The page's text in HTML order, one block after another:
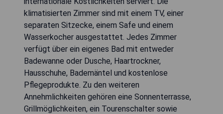
klimatisierten Zimmer sind mit einem TV, einer
separaten Sitzecke, einem Safe und einem
Wasserkocher ausgestattet. Jedes Zimmer
verfügt über ein eigenes Bad mit entweder
Badewanne oder Dusche, Haartrockner,
Hausschuhe, Bademäntel und kostenlose
Pflegeprodukte. Zu den weiteren
Annehmlichkeiten gehören eine Sonnenterrasse,
Grillmöglichkeiten, ein Tourenschalter sowie